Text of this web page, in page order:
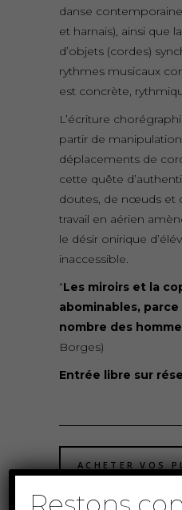
danse
et harnais), ainsi que
d’objets (cordes)
rythmes musicaux
est concrète,
L’écriture
partir de
déplacements de
cette quête
doutes, de nœuds et
travail en aérien
le désir onirique
inaccessible.
“Les miroirs et la
abominables,
nombre des
Borges)
Entrée libre sur
ACHETER VOS